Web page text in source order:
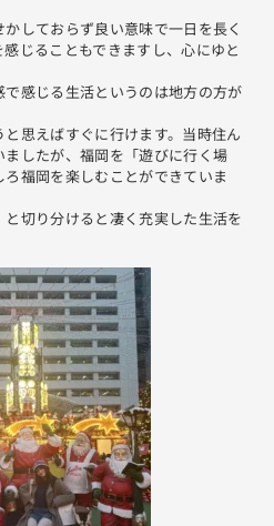
しておらず良い意味で一日を長く
じることもできますし、心にゆと
感じる生活というのは地方の方が
思えばすぐに行けます。当時住ん
したが、福岡を「遊びに行く場
福岡を楽しむことができていま
と切り分けると凄く充実した生活を